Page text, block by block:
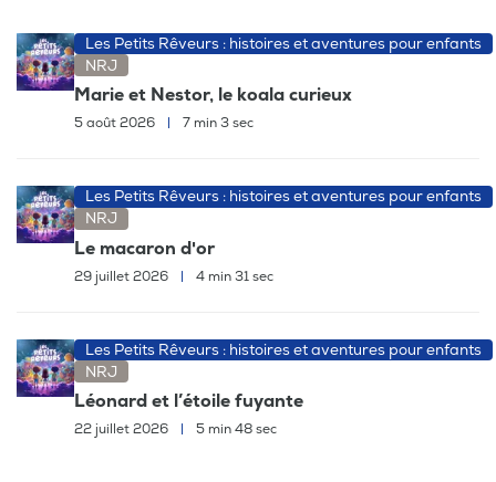
Les Petits Rêveurs : histoires et aventures pour enfants
NRJ
Marie et Nestor, le koala curieux
5 août 2026 7 min 3 sec
Les Petits Rêveurs : histoires et aventures pour enfants
NRJ
Le macaron d'or
29 juillet 2026 | 4 min 31 sec
Les Petits Rêveurs : histoires et aventures pour enfants
NRJ
Léonard et l’étoile fuyante
22 juillet 2026 5 min 48 sec